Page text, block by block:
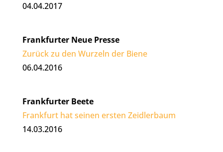
04.04.2017
Frankfurter Neue Presse
Zurück zu den Wurzeln der Biene
06.04.2016
Frankfurter Beete
Frankfurt hat seinen ersten Zeidlerbaum
14.03.2016